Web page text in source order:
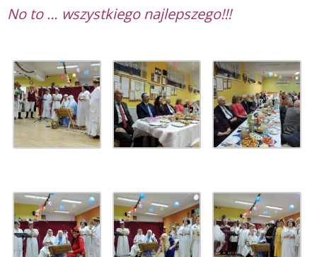
No to … wszystkiego najlepszego!!!